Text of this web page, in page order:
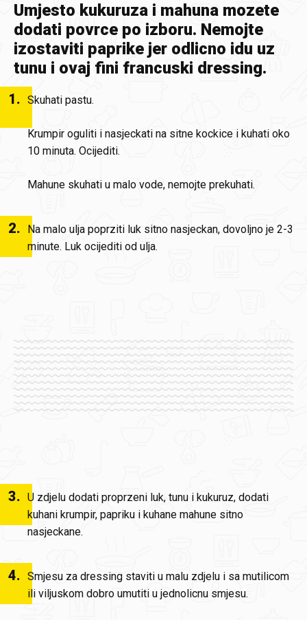
Umjesto kukuruza i mahuna mozete
dodati povrce po izboru. Nemojte
izostaviti paprike jer odlicno idu uz
tunu i ovaj fini francuski dressing.
1. Skuhati pastu.
Krumpir oguliti i nasjeckati na sitne kockice i kuhati oko
10 minuta. Ocijediti.
Mahune skuhati u malo vode, nemojte prekuhati.
2.
Na malo ulja poprziti luk sitno nasjeckan, dovoljno je 2-3
minute. Luk ocijediti od ulja.
3. U zdjelu dodati proprzeni luk, tunu i kukuruz, dodati
kuhani krumpir, papriku i kuhane mahune sitno
nasjeckane.
4. Smjesu za dressing staviti u malu zdjelu i sa mutilicom
ili viljuskom dobro umutiti u jednolicnu smjesu.